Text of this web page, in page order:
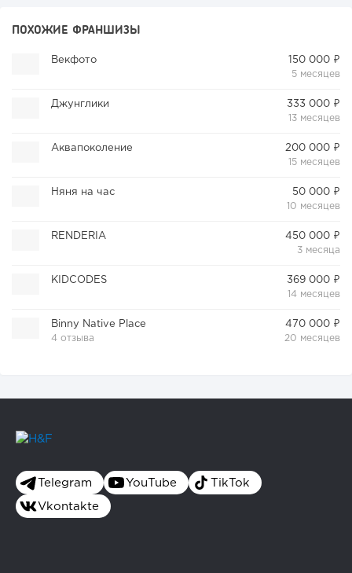
ПОХОЖИЕ ФРАНШИЗЫ
Векфото
150 000 ₽
5 месяцев
Джунглики
333 000 ₽
13 месяцев
Аквапоколение
200 000 ₽
15 месяцев
Няня на час
50 000 ₽
10 месяцев
RENDERIA
450 000 ₽
3 месяца
KIDCODES
369 000 ₽
14 месяцев
Binny Native Place
4 отзыва
470 000 ₽
20 месяцев
Telegram YouTube TikTok
Vkontakte